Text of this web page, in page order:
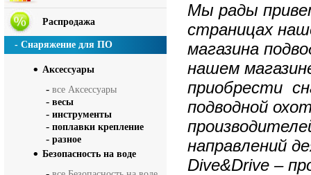
Мы рады
страницах
магазина
нашем
приобрести
подводной
направлений
Dive&Drive –
Распродажа
- Снаряжение для ПО
Аксесcуары
- все Аксесcуары
- весы
- инструменты
- поплавки крепление
- разное
Безопасность на воде